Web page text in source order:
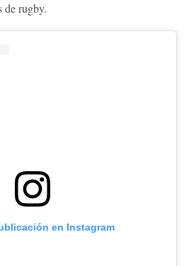
de rugby.
en Instagram